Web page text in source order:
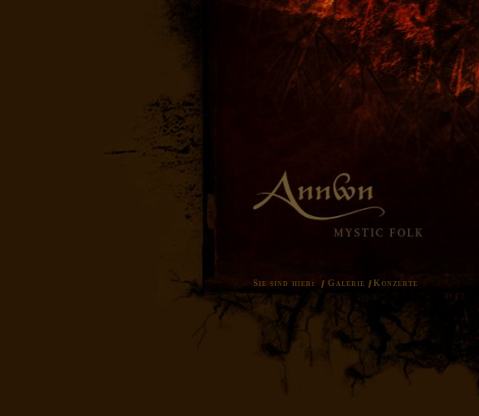
Sie sind hier: Galerie Konzerte